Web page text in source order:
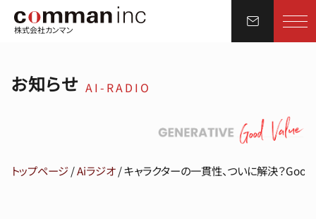
株式会社カンマン
お知らせ AI-RADIO
トップページ/Aiラジオ/キャラクターの一貫性、ついに解決？